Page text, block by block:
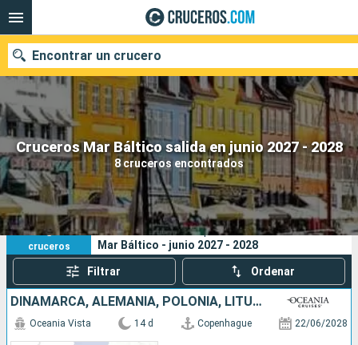
Cruceros Mar Báltico salida en junio 2027 - 2028
8 cruceros encontrados
Encontrar un crucero
Nuestros destinos
Fecha de salida
Puertos Compañías
Buscar
8
cruceros
Sus criterios de búsqueda:
Mar Báltico - junio 2027 - 2028
Filtrar Ordenar
DINAMARCA, ALEMANIA, POLONIA, LITUANIA, LETONIA, ESTONIA, FINLANDIA, SUECIA
Oceania Vista 14 d Copenhague 22/06/2028